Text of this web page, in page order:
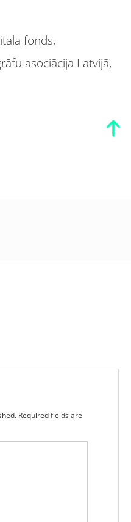
fonds,
asociācija Latvijā,
Required fields are